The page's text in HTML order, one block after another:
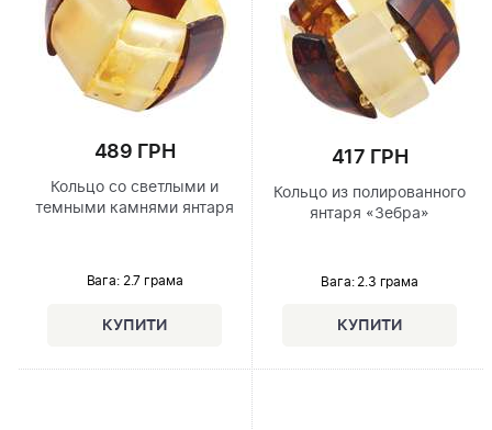
489 ГРН
Кольцо со светлыми и
темными камнями янтаря
Вага: 2.7 грама
417 ГРН
Кольцо из полированного
янтаря «Зебра»
Вага: 2.3 грама